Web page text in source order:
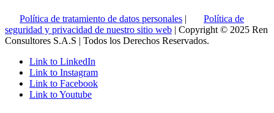
Política de tratamiento de datos personales |
Política de
seguridad y privacidad de nuestro sitio web | Copyright © 2025 Ren
Consultores S.A.S | Todos los Derechos Reservados.
Link to LinkedIn
Link to Instagram
Link to Facebook
Link to Youtube